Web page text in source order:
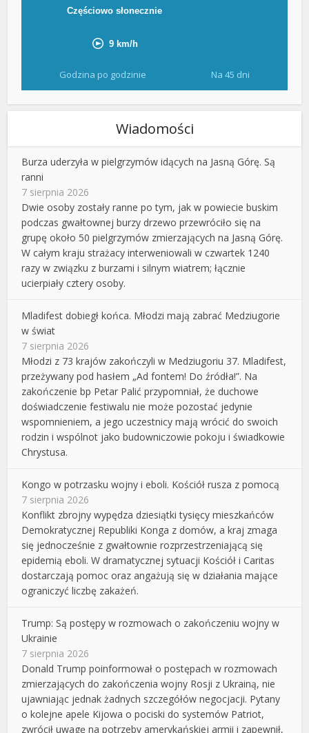
Godzina po godzinie Na 45 dni
Wiadomości
Burza uderzyła w pielgrzymów idących na Jasną Górę. Są
ranni
7 sierpnia 2026
Dwie osoby zostały ranne po tym, jak w powiecie buskim
podczas gwałtownej burzy drzewo przewróciło się na
grupę około 50 pielgrzymów zmierzających na Jasną Górę.
W całym kraju strażacy interweniowali w czwartek 1240
razy w związku z burzami i silnym wiatrem; łącznie
ucierpiały cztery osoby.
Mladifest dobiegł końca. Młodzi mają zabrać Medziugorie
w świat
7 sierpnia 2026
Młodzi z 73 krajów zakończyli w Medziugoriu 37. Mladifest,
przeżywany pod hasłem „Ad fontem! Do źródła!”. Na
zakończenie bp Petar Palić przypomniał, że duchowe
doświadczenie festiwalu nie może pozostać jedynie
wspomnieniem, a jego uczestnicy mają wrócić do swoich
rodzin i wspólnot jako budowniczowie pokoju i świadkowie
Chrystusa.
Kongo w potrzasku wojny i eboli. Kościół rusza z pomocą
7 sierpnia 2026
Konflikt zbrojny wypędza dziesiątki tysięcy mieszkańców
Demokratycznej Republiki Konga z domów, a kraj zmaga
się jednocześnie z gwałtownie rozprzestrzeniającą się
epidemią eboli. W dramatycznej sytuacji Kościół i Caritas
dostarczają pomoc oraz angażują się w działania mające
ograniczyć liczbę zakażeń.
Trump: Są postępy w rozmowach o zakończeniu wojny w
Ukrainie
7 sierpnia 2026
Donald Trump poinformował o postępach w rozmowach
zmierzających do zakończenia wojny Rosji z Ukrainą, nie
ujawniając jednak żadnych szczegółów negocjacji. Pytany
o kolejne apele Kijowa o pociski do systemów Patriot,
zwrócił uwagę na potrzeby amerykańskiej armii i zapewnił,